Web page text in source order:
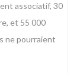
associatif, 30
et 55 000
ne pourraient